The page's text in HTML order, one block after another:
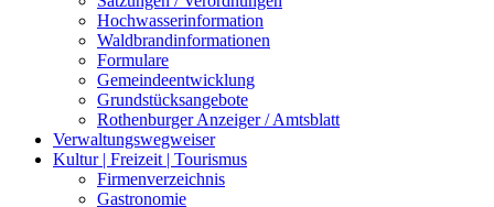
Hochwasserinformation
Waldbrandinformationen
Formulare
Gemeindeentwicklung
Grundstücksangebote
Rothenburger Anzeiger / Amtsblatt
Verwaltungswegweiser
Kultur | Freizeit | Tourismus
Firmenverzeichnis
Gastronomie